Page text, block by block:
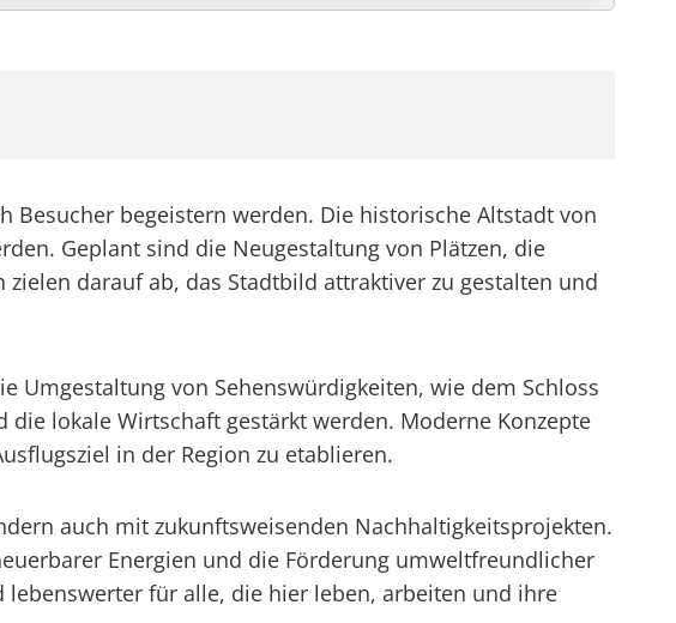
Besucher begeistern werden. Die historische Altstadt von
Geplant sind die Neugestaltung von Plätzen, die
darauf ab, das Stadtbild attraktiver zu gestalten und
Umgestaltung von Sehenswürdigkeiten, wie dem Schloss
lokale Wirtschaft gestärkt werden. Moderne Konzepte
in der Region zu etablieren.
auch mit zukunftsweisenden Nachhaltigkeitsprojekten.
Energien und die Förderung umweltfreundlicher
für alle, die hier leben, arbeiten und ihre